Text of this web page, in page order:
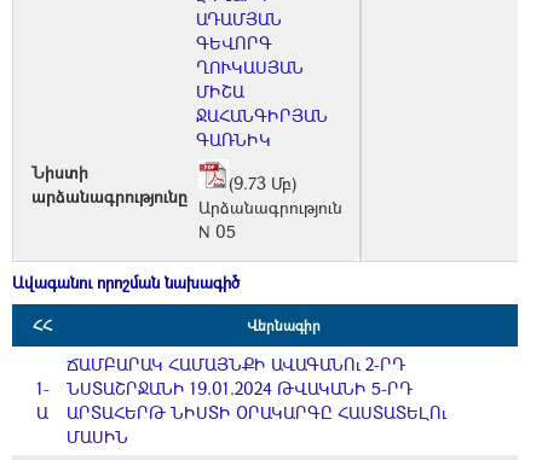
ԱԴԱՄՅԱՆ
ԳԵՎՈՐԳ
ՂՈՒԿԱՍՅԱՆ
ՄԻՇԱ
ՋԱՀԱՆԳԻՐՅԱՆ
ԳԱՌՆԻԿ
Նիստի
արձանագրությունը
(9.73 Մբ)
Արձանագրություն
N 05
Ավագանու որոշման նախագիծ
ՀՀ Վերնագիր
1-
Ա
ՃԱՄԲԱՐԱԿ ՀԱՄԱՅՆՔԻ ԱՎԱԳԱՆՈւ 2-ՐԴ
ՆՍՏԱՇՐՋԱՆԻ 19.01.2024 ԹՎԱԿԱՆԻ 5-ՐԴ
ԱՐՏԱՀԵՐԹ ՆԻՍՏԻ ՕՐԱԿԱՐԳԸ ՀԱՍՏԱՏԵԼՈւ
ՄԱՍԻՆ